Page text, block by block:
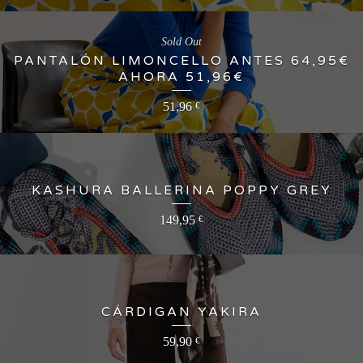
PANTALÓN LIMONCELLO ANTES 64,95€
AHORA 51,96€
51,96€
Sold Out
KASHURA BALLERINA POPPY GREY
149,95€
CÁRDIGAN YAKIRA
59,90 €